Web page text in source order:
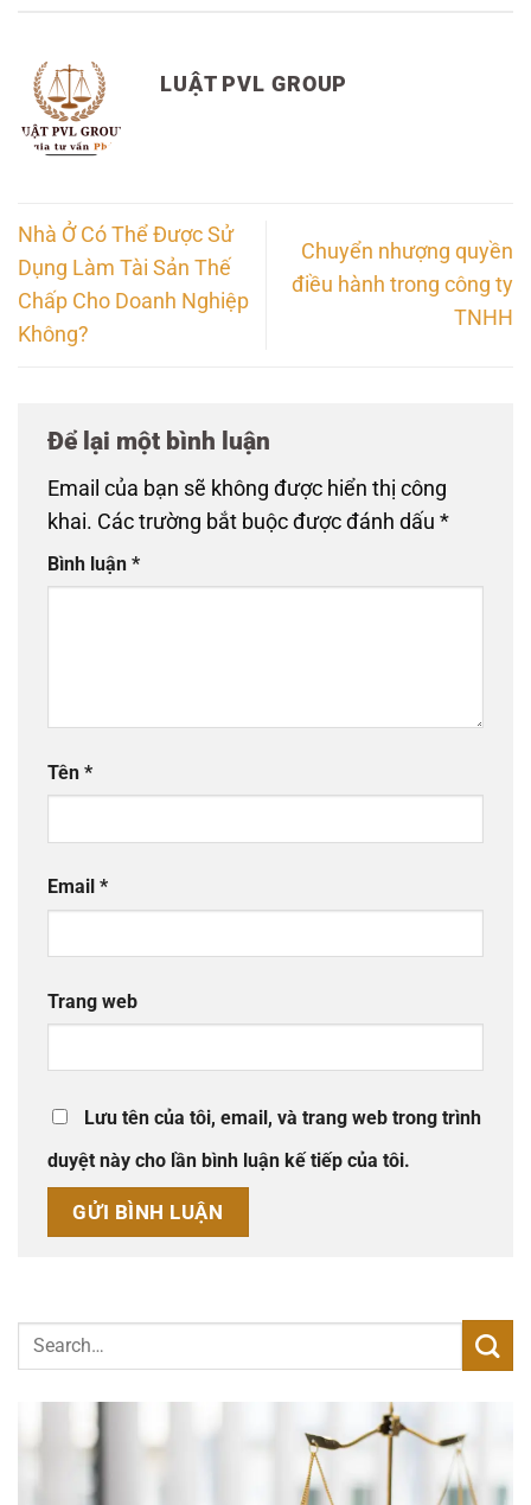
LUẬT PVL GROUP
Nhà Ở Có Thể Được Sử
Dụng Làm Tài Sản Thế
Chấp Cho Doanh Nghiệp
Không?
Chuyển nhượng quyền
điều hành trong công ty
TNHH
Để lại một bình luận
Email của bạn sẽ không được hiển thị công
khai. Các trường bắt buộc được đánh dấu *
Bình luận *
Tên *
Email *
Trang web
Lưu tên của tôi, email, và trang web trong trình
duyệt này cho lần bình luận kế tiếp của tôi.